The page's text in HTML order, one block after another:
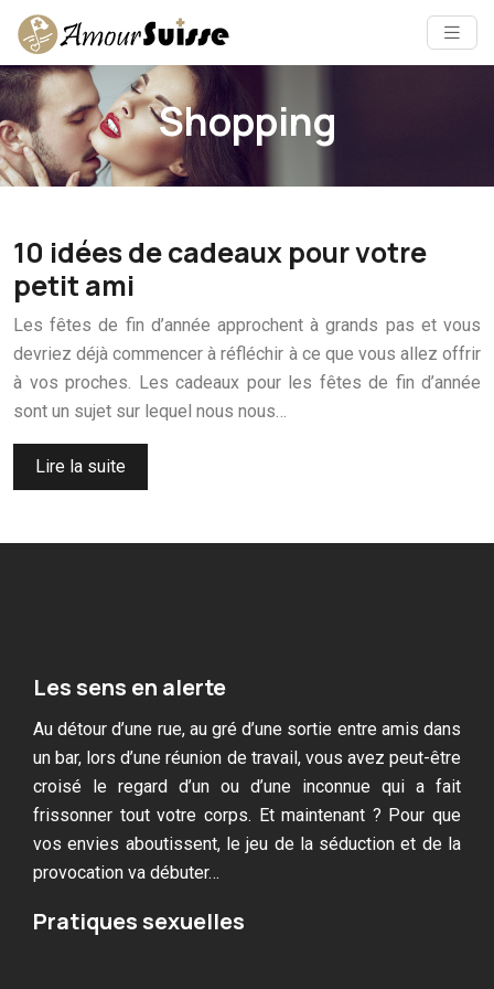
Shopping
10 idées de cadeaux pour votre
petit ami
Les fêtes de fin d’année approchent à grands pas et vous
devriez déjà commencer à réfléchir à ce que vous allez offrir
à vos proches. Les cadeaux pour les fêtes de fin d’année
sont un sujet sur lequel nous nous…
Lire la suite
Les sens en alerte
Au détour d’une rue, au gré d’une sortie entre amis dans
un bar, lors d’une réunion de travail, vous avez peut-être
croisé le regard d’un ou d’une inconnue qui a fait
frissonner tout votre corps. Et maintenant ? Pour que
vos envies aboutissent, le jeu de la séduction et de la
provocation va débuter…
Pratiques sexuelles